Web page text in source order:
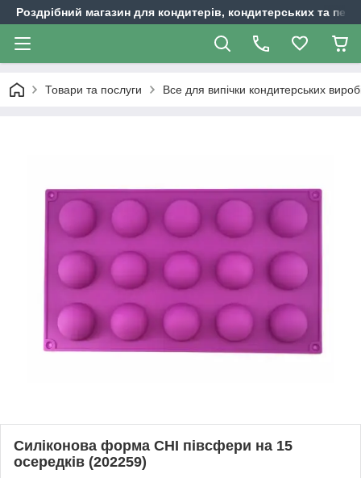
Роздрібний магазин для кондитерів, кондитерських та
Товари та послуги Все для випічки кондитерських
Силіконова форма CHI півсфери на 15
осередків (202259)